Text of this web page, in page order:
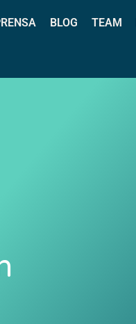
BLOG TEAM